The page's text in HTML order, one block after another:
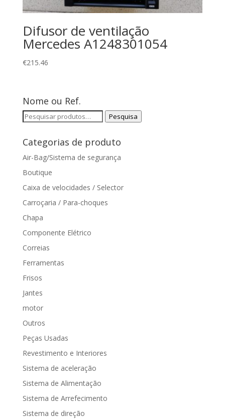
Difusor de ventilação
Mercedes A1248301054
€215.46
Nome ou Ref.
Pesquisar
Pesquisa
Categorias de produto
Air-Bag/Sistema de segurança
Boutique
Caixa de velocidades / Selector
Carroçaria / Para-choques
Chapa
Componente Elétrico
Correias
Ferramentas
Frisos
Jantes
motor
Outros
Peças Usadas
Revestimento e Interiores
Sistema de aceleração
Sistema de Alimentação
Sistema de Arrefecimento
Sistema de direção